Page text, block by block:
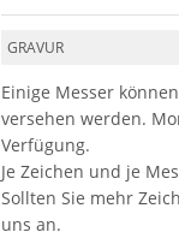
GRAVUR
Einige Messer
versehen werden.
Verfügung.
Je Zeichen und je
Sollten Sie mehr
uns an.